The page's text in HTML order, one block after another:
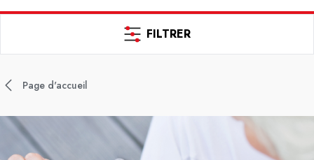
FILTRER
Page d'accueil